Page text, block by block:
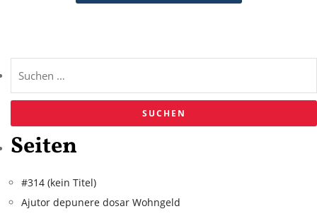
Seiten
#314 (kein Titel)
Ajutor depunere dosar Wohngeld